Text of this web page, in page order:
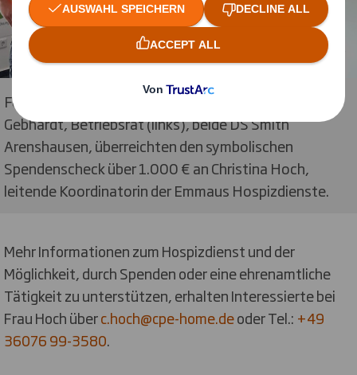
Foto: Thomas Kistner, HR Manager (Mitte), und Kai
Gebhardt, Betriebsrat (links), beide DS Smith
Arenshausen, überreichten den symbolischen
Spendenscheck über 1.000 € an Christina Hoch,
leitende Koordinatorin der Emmaus Hospizdienste.
Mehr Informationen zum Hospizdienst und der
Möglichkeit, durch Spenden oder eine ehrenamtliche
Tätigkeit zu unterstützen, erhalten Interessierte bei
Frau Hoch überc.hoch@cpe-home.deoder Tel.: +49
36076 99-3580.